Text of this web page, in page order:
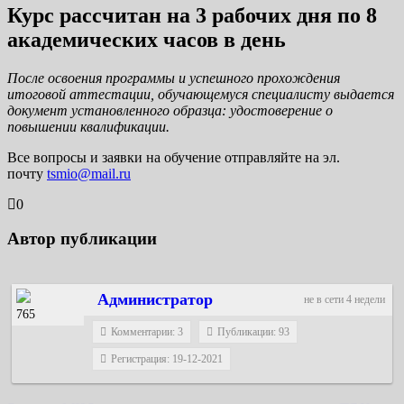
Курс рассчитан на 3 рабочих дня по 8
академических часов в день
После освоения программы и успешного прохождения
итоговой аттестации, обучающемуся специалисту выдается
документ установленного образца: удостоверение о
повышении квалификации.
Все вопросы и заявки на обучение отправляйте на эл.
почту tsmio@mail.ru
0
Автор публикации
не в сети 4 недели
Администратор
765
Комментарии: 3 Публикации: 93
Регистрация: 19-12-2021